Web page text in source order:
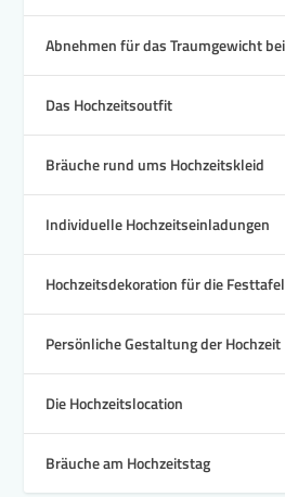
Abnehmen für das Traumgewicht
Das Hochzeitsoutfit
Bräuche rund ums Hochzeitskleid
Individuelle Hochzeitseinladungen
Hochzeitsdekoration für die Festtafel
Persönliche Gestaltung der Hochzeit
Die Hochzeitslocation
Bräuche am Hochzeitstag